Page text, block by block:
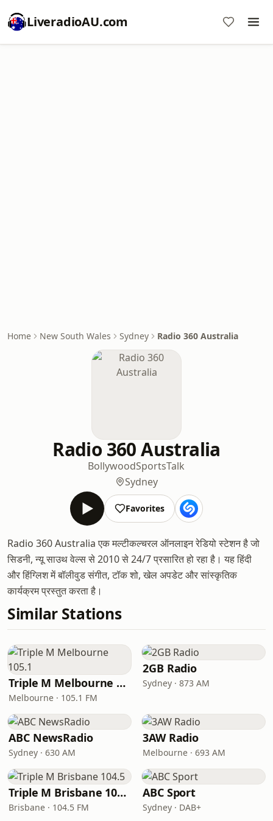
LiveradioAU.com
Home New South Wales Sydney Radio 360 Australia
Radio 360 Australia
BollywoodSportsTalk
Sydney
Favorites
Radio 360 Australia एक मल्टीकल्चरल ऑनलाइन रेडियो स्टेशन है जो
सिडनी, न्यू साउथ वेल्स से 2010 से 24/7 प्रसारित हो रहा है। यह हिंदी
और हिंग्लिश में बॉलीवुड संगीत, टॉक शो, खेल अपडेट और सांस्कृतिक
कार्यक्रम प्रस्तुत करता है।
Similar Stations
Triple M Melbourne 105.1
Melbourne · 105.1 FM
2GB Radio
Sydney · 873 AM
ABC NewsRadio
Sydney · 630 AM
3AW Radio
Melbourne · 693 AM
Triple M Brisbane 104.5
Brisbane · 104.5 FM
ABC Sport
Sydney · DAB+